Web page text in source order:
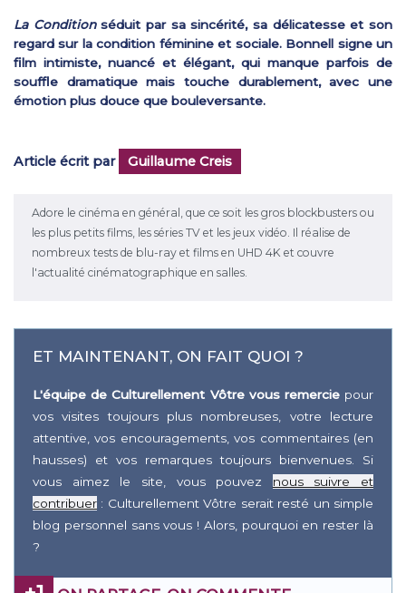
La Conditionséduit par sa sincérité, sa délicatesse et son
regard sur la condition féminine et sociale. Bonnell signe un
film intimiste, nuancé et élégant, qui manque parfois de
souffle dramatique mais touche durablement, avec une
émotion plus douce que bouleversante.
Article écrit par Guillaume Creis
Adore le cinéma en général, que ce soit les gros blockbusters ou
les plus petits films, les séries TV et les jeux vidéo. Il réalise de
nombreux tests de blu-ray et films en UHD 4K et couvre
l'actualité cinématographique en salles.
ET MAINTENANT, ON FAIT QUOI ?
L'équipe de Culturellement Vôtre vous remerciepour
vos visites toujours plus nombreuses, votre lecture
attentive, vos encouragements, vos commentaires (en
hausses) et vos remarques toujours bienvenues. Si
vous aimez le site, vous pouvez nous suivre et
contribuer : Culturellement Vôtre serait resté un simple
blog personnel sans vous ! Alors, pourquoi en rester là
?